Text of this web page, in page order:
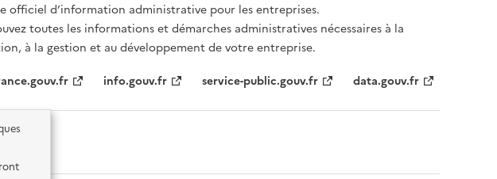
officiel d’information administrative pour les entreprises.
toutes les informations et démarches administratives nécessaires à la
à la gestion et au développement de votre entreprise.
info.gouv.fr service-public.gouv.fr data.gouv.fr